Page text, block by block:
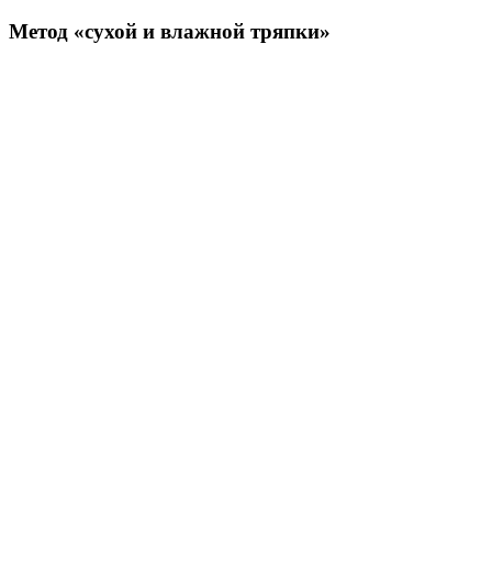
Метод «сухой и влажной тряпки»